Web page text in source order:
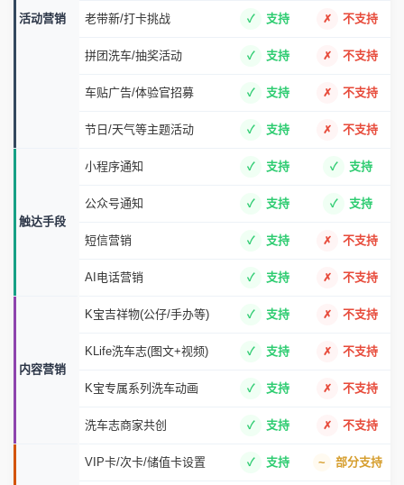
活动营销 老带新/打卡挑战 支持 不支持
拼团洗车/抽奖活动 支持 不支持
车贴广告/体验官招募 支持 不支持
节日/天气等主题活动 支持 不支持
触达手段
小程序通知 支持 支持
公众号通知 支持 支持
短信营销 支持 不支持
AI电话营销 支持 不支持
内容营销
K宝吉祥物(公仔/手办等) 支持 不支持
KLife洗车志(图文+视频) 支持 不支持
K宝专属系列洗车动画 支持 不支持
洗车志商家共创 支持 不支持
VIP卡/次卡/储值卡设置 支持 部分支持